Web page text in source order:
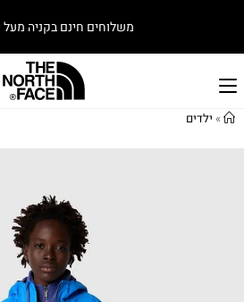
משלוחים חינם בקניה מעל 249 ש"ח
» ילדים